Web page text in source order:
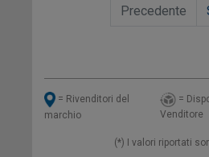
Precedente
= Rivenditori del
marchio
=
Venditore
(*) I valori riportati